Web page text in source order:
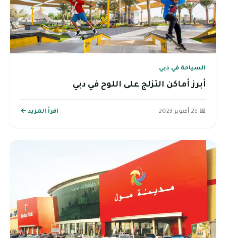
السياحة في دبي
أبرز أماكن التزلج على اللوح في دبي
📅 26 أكتوبر 2023 اقرأ المزيد ←